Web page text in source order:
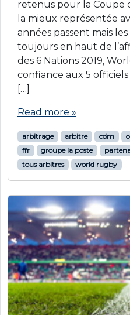
retenus pour la Coupe
la mieux représentée
années passent mais
toujours en haut de
des 6 Nations 2019,
confiance aux 5 officiels
[…]
Read more »
arbitrage arbitre cdm
ffr
groupe la poste
tous arbitres
world rugby